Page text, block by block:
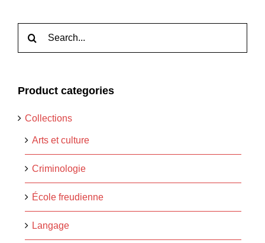
Product categories
Collections
Arts et culture
Criminologie
École freudienne
Langage